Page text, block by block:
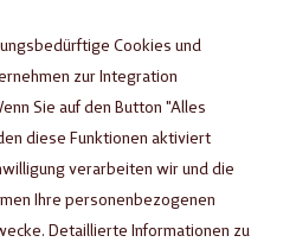
Cookies und
zur Integration
Sie auf den Button "Alles
diese Funktionen aktiviert
verarbeiten wir und die
Ihre personenbezogenen
Detaillierte Informationen zu